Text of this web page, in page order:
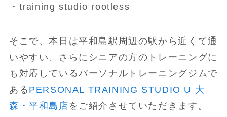
・training studio rootless
そこで、本日は平和島駅周辺の駅から近くて通
いやすい、さらにシニアの方のトレーニングに
も対応しているパーソナルトレーニングジムで
ある PERSONAL TRAINING STUDIO U 大
森・平和島店 をご紹介させていただきます。